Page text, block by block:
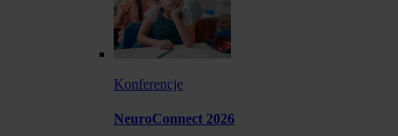
Konferencje
NeuroConnect 2026